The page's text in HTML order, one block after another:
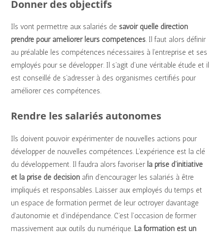
Donner des objectifs
Ils vont permettre aux salariés de savoir quelle direction
prendre pour améliorer leurs compétences. Il faut alors définir
au préalable les compétences nécessaires à l’entreprise et ses
employés pour se développer. Il s’agit d’une véritable étude et il
est conseillé de s’adresser à des organismes certifiés pour
améliorer ces compétences.
Rendre les salariés autonomes
Ils doivent pouvoir expérimenter de nouvelles actions pour
développer de nouvelles compétences. L’expérience est la clé
du développement. Il faudra alors favoriser la prise d’initiative
et la prise de décision afin d’encourager les salariés à être
impliqués et responsables. Laisser aux employés du temps et
un espace de formation permet de leur octroyer davantage
d’autonomie et d’indépendance. C’est l’occasion de former
massivement aux outils du numérique. La formation est un